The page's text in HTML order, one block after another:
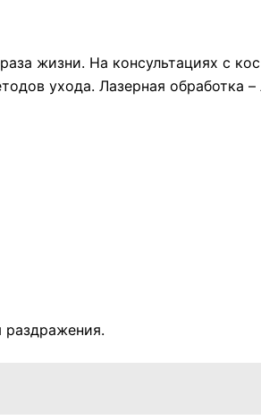
жизни. На консультациях с
ухода. Лазерная обработка